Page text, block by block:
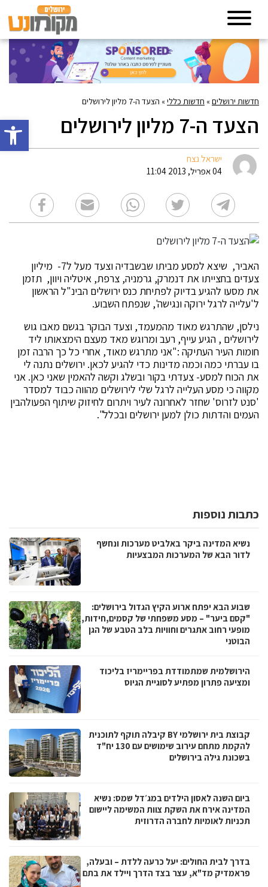
פתח
חדשות ירושלים» חדשות כללי» הצעד ה-7 מליון לירושלים
הצעד ה-7 מליון לירושלים
ישראל נצח
04 אפריל, 2013 11:04
האביר, שיצא למסע מביתו שבשבדיה וצעד מעל ל7- מיליון
צעדים בחצייתו את דנמרק, גרמניה, צרפת, איטליה ויוון, תזמן
את מסעו להגיע בדיוק לפתיחת כנס ירושלים הבינ"ל הראשון
ל'עלייה לרגל ירוקה ונגישה', שנפתח השבוע.
נילסן, שהתרגש מאוד מהמעמד, וצעד הבוקר בגשם מאבו גוש
לירושלים , הגיע עייף, רעב ומרוגש מאד מעצם הימצאותו ליד
חומות העיר העתיקה :"אני מתרגש מאוד, אחרי כל כך הרבה זמן
בו עברתי כמה וכמה מדינות כדי להגיע לכאן. ירושלים נתנה לי
את הכוח למסע- צעדתי בקור ובשלג וקשה להאמין שאני כאן. אני
מקווה כי מסע העלייה לרגל שלי לירושלים מהווה כבוד למסדר
'סנט לזרוס' שחזר לאחרונה לעיר ויתרום לחיזוק שיתוף הפעולהבין
העמים והדתות כולן למען ירושלים ובכלל".
כתבות נוספות
נשיא המדינה ביקר באלביט מערכות ונחשף
לדור הבא של המערכות המבצעיות
שבוע הבא יפתח ארוע הקיץ הגדול בירושלים:
"קסם ביער" – מסע משפחתי של קסמים,חידות,
מופעי רחוב אתגרים וחוויות בלב הטבע של הגן
הבוטני
הירושלמית שמתמודדת בפריימריז בליכוד
ומציעה פתרון מפתיע לסוגיית הגיוס
קבוצת בית ירושלמי BY קיבלה תוקף לתוכנית
להקמת מתחם עירוב שימושים עם 130 יח"ד
בשכונת גילה בירושלים
ביום השנה לאסון הילדים במג׳דל שמס: נשיא
המדינה אירח את השקת צוות המשימה ליישום
תכניות לאומיות לחברה הדרוזית
בדרך לבית החולים: יעל כרעה ללדת – ובעלה,
פראמדיק מד"א, עצר בצד הדרך ויילד את בתם